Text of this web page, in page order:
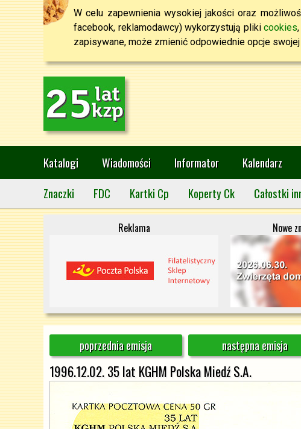
W celu zapewnienia wysokiej jakości oraz
facebook, reklamodawcy) wykorzystują plikicookies
zapisywane, może zmienić odpowiednie opcje
Katalogi Wiadomości Informator Kalendarz
Znaczki
FDC Kartki Cp Koperty Ck Całostki
Reklama Nowe
poprzednia emisja następna emisja
1996.12.02. 35 lat KGHM Polska Miedź S.A.